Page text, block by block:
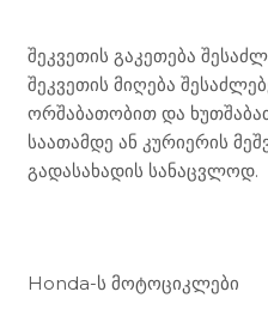
შეკვეთის გაკეთება
შეკვეთის მიღება
ორშაბათობით და
საათამდე ან კურიერის
გადასახადის სანაცვლოდ.
Honda-ს მოტოციკლები